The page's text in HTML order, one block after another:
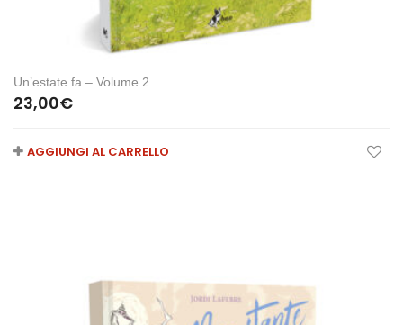
Un’estate fa – Volume 2
23,00€
AGGIUNGI AL CARRELLO